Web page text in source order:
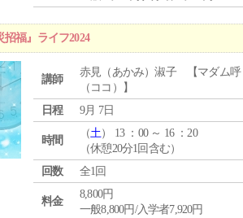
福』ライフ2024
講師
赤見（あかみ）淑子 【マダム呼
（ココ）】
日程
9月 7日
時間
（土） 13 ：00 ～ 16 ：20
（休憩20分1回含む）
回数
全1回
料金
8,800円
一般8,800円/入学者7,920円